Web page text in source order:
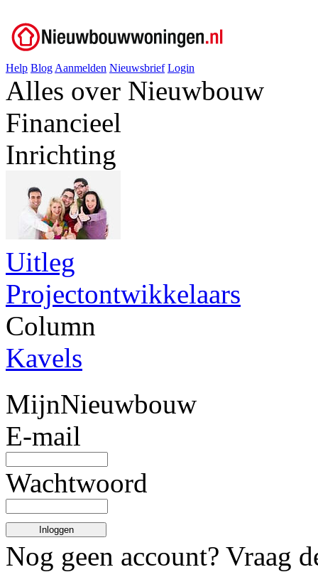
Help Blog Aanmelden Nieuwsbrief Login
Alles over Nieuwbouw
Financieel
Inrichting
Uitleg
Projectontwikkelaars
Column
Kavels
MijnNieuwbouw
E-mail
Wachtwoord
Inloggen
Nog geen account? Vraag